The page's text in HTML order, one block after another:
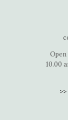
Open
10.00